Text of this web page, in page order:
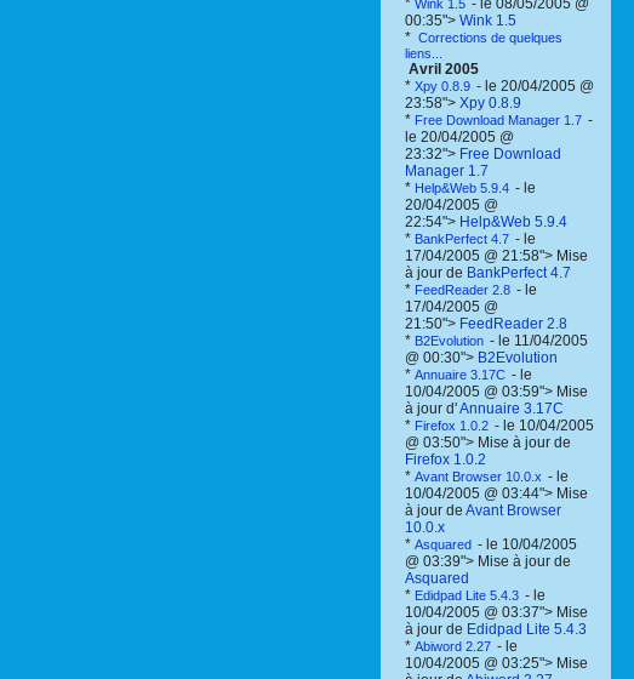
* Wink 1.5 - le 08/05/2005 @
00:35"> Wink 1.5
* Corrections de quelques
liens...
Avril 2005
* Xpy 0.8.9 - le 20/04/2005 @
23:58"> Xpy 0.8.9
* Free Download Manager 1.7 -
le 20/04/2005 @
23:32"> Free Download
Manager 1.7
* Help&Web 5.9.4 - le
20/04/2005 @
22:54"> Help&Web 5.9.4
* BankPerfect 4.7 - le
17/04/2005 @ 21:58"> Mise
à jour de BankPerfect 4.7
* FeedReader 2.8 - le
17/04/2005 @
21:50"> FeedReader 2.8
* B2Evolution - le 11/04/2005
@ 00:30"> B2Evolution
* Annuaire 3.17C - le
10/04/2005 @ 03:59"> Mise
à jour d'Annuaire 3.17C
* Firefox 1.0.2 - le 10/04/2005
@ 03:50"> Mise à jour de
Firefox 1.0.2
* Avant Browser 10.0.x - le
10/04/2005 @ 03:44"> Mise
à jour de Avant Browser
10.0.x
* Asquared - le 10/04/2005
@ 03:39"> Mise à jour de
Asquared
* Edidpad Lite 5.4.3 - le
10/04/2005 @ 03:37"> Mise
à jour de Edidpad Lite 5.4.3
* Abiword 2.27 - le
10/04/2005 @ 03:25"> Mise